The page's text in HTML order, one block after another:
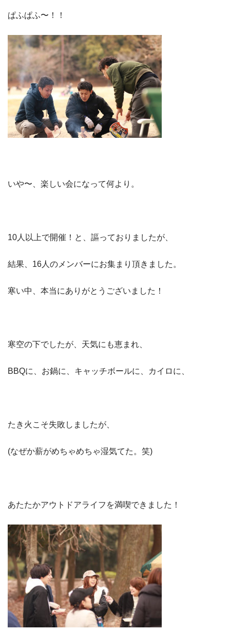
ぱふぱふ〜！！
いや〜、楽しい会になって何より。
10人以上で開催！と、謳っておりましたが、
結果、16人のメンバーにお集まり頂きました。
寒い中、本当にありがとうございました！
寒空の下でしたが、天気にも恵まれ、
BBQに、お鍋に、キャッチボールに、カイロに、
たき火こそ失敗しましたが、
(なぜか薪がめちゃめちゃ湿気てた。笑)
あたたかアウトドアライフを満喫できました！